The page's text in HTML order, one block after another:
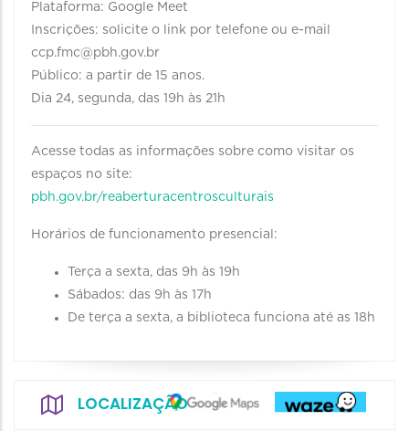
Plataforma: Google Meet
Inscrições: solicite o link por telefone ou e-mail
ccp.fmc@pbh.gov.br
Público: a partir de 15 anos.
Dia 24, segunda, das 19h às 21h
Acesse todas as informações sobre como visitar os
espaços no site:
pbh.gov.br/reaberturacentrosculturais
Horários de funcionamento presencial:
Terça a sexta, das 9h às 19h
Sábados: das 9h às 17h
De terça a sexta, a biblioteca funciona até as 18h
LOCALIZAÇÃO